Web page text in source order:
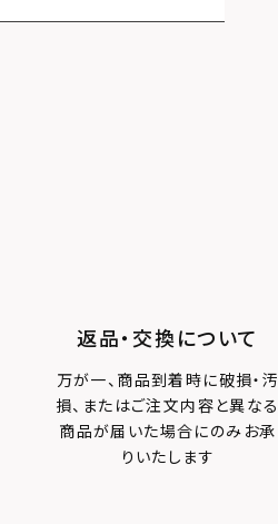
返品・交換について
万が一、商品到着時に破損・汚
損、またはご注文内容と異なる
商品が届いた場合にのみお承
りいたします